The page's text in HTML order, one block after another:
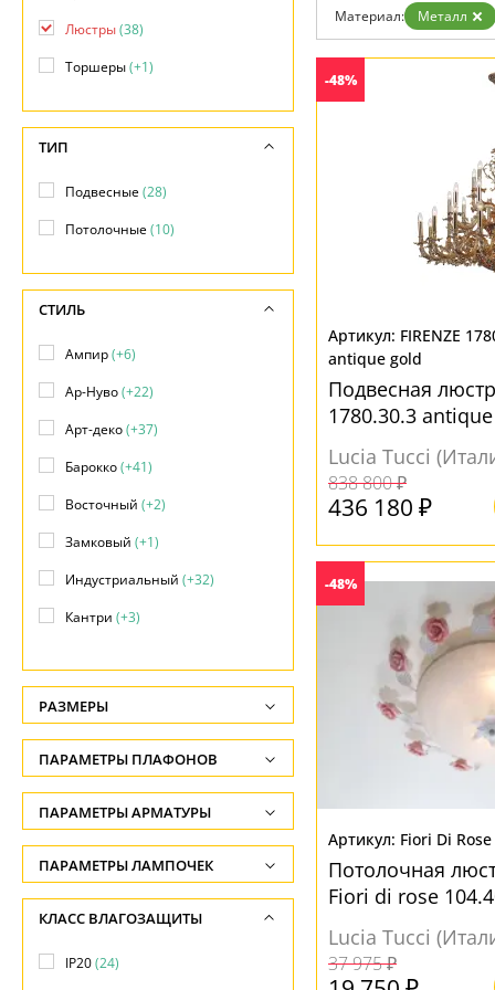
Дизайнерам
Бренды
Контакты
Материал: Металл
-48%
FIRENZE
antique gold
Подвесная
1780.30.3
Lucia Tucci
838 800 ₽
436 180 ₽
-48%
Fiori Di
Потолочная
Fiori di rose
Lucia Tucci
37 975 ₽
Люстры(38)
Торшеры(+1)
ТИП
Подвесные(28)
Потолочные(10)
СТИЛЬ
Ампир(+6)
Ар-Нуво(+22)
Арт-деко(+37)
Барокко(+41)
Восточный (+2)
Замковый (+1)
Индустриальный (+32)
Кантри (+3)
Лофт(+40)
Минимализм(+1)
Модерн(+72)
Прованс (+72)
Скандинавский(+2)
Современный(+73)
Техно(+10)
Флористика
РАЗМЕРЫ
Высота, см
-
Диаметр, см
-
ПАРАМЕТРЫ ПЛАФОНОВ
ФОРМА ПЛАФОНА
Без плафона(5)
Декоративный(20)
Конус(6)
Цветок(1)
ПАРАМЕТРЫ АРМАТУРЫ
ЦВЕТ АРМАТУРЫ
Белый(22)
ПАРАМЕТРЫ ЛАМПОЧЕК
Количество ламп
-
Общая мощность ламп
КЛАСС ВЛАГОЗАЩИТЫ
IP20(24)